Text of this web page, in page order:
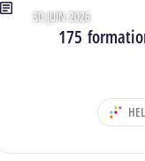
175
Type : Articles
30 JUIN 2026